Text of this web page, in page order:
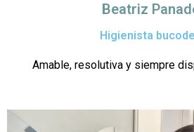
Beatriz
Higienista
Amable, resolutiva y siempre